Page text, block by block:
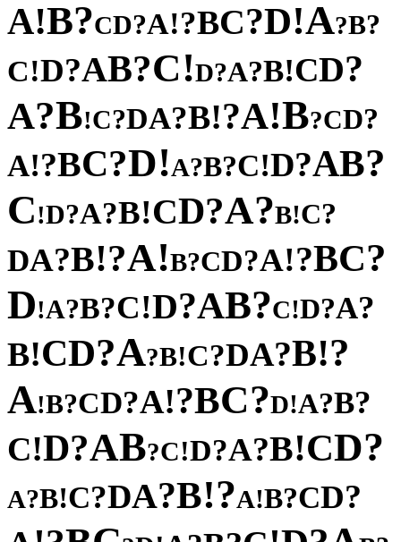
A!B?CD?A!?BC?D!A?B?
C!D?AB?C!D?A?B!CD?
A?B!C?DA?B!?A!B?CD?
A!?BC?D!A?B?C!D?AB?
C!D?A?B!CD?A?B!C?
DA?B!?A!B?CD?A!?BC?
D!A?B?C!D?AB?C!D?A?
B!CD?A?B!C?DA?B!?
A!B?CD?A!?BC?D!A?B?
C!D?AB?C!D?A?B!CD?
A?B!C?DA?B!?A!B?CD?